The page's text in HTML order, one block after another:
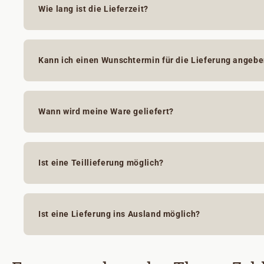
Wie lang ist die Lieferzeit?
Kann ich einen Wunschtermin für die Lieferung
Wann wird meine Ware geliefert?
Ist eine Teillieferung möglich?
Ist eine Lieferung ins Ausland möglich?